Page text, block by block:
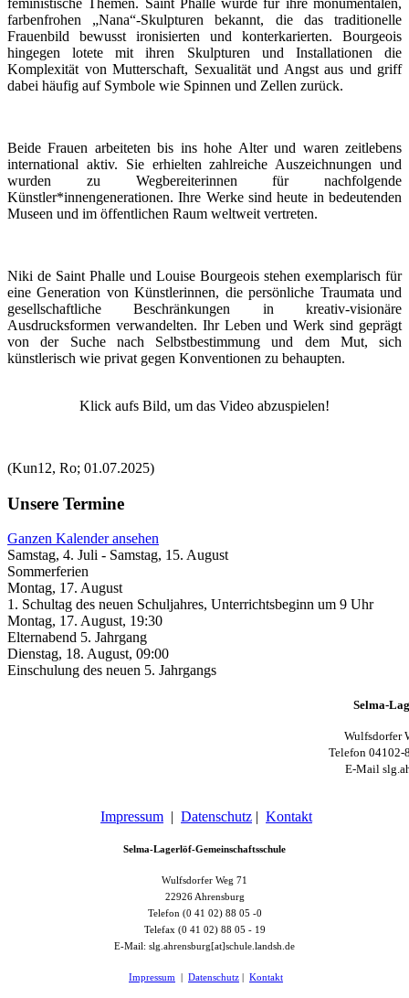
farbenfrohen „Nana“-Skulpturen bekannt, die das traditionelle
Frauenbild bewusst ironisierten und konterkarierten. Bourgeois
hingegen lotete mit ihren Skulpturen und Installationen die
Komplexität von Mutterschaft, Sexualität und Angst aus und griff
dabei häufig auf Symbole wie Spinnen und Zellen zurück.
Beide Frauen arbeiteten bis ins hohe Alter und waren zeitlebens
international aktiv. Sie erhielten zahlreiche Auszeichnungen und
wurden zu Wegbereiterinnen für nachfolgende
Künstler*innengenerationen. Ihre Werke sind heute in bedeutenden
Museen und im öffentlichen Raum weltweit vertreten.
Niki de Saint Phalle und Louise Bourgeois stehen exemplarisch für
eine Generation von Künstlerinnen, die persönliche Traumata und
gesellschaftliche Beschränkungen in kreativ-visionäre
Ausdrucksformen verwandelten. Ihr Leben und Werk sind geprägt
von der Suche nach Selbstbestimmung und dem Mut, sich
künstlerisch wie privat gegen Konventionen zu behaupten.
Klick aufs Bild, um das Video abzuspielen!
(Kun12, Ro; 01.07.2025)
Unsere Termine
Ganzen Kalender ansehen
Samstag, 4. Juli - Samstag, 15. August
Sommerferien
Montag, 17. August
1. Schultag des neuen Schuljahres, Unterrichtsbeginn um 9 Uhr
Montag, 17. August, 19:30
Elternabend 5. Jahrgang
Dienstag, 18. August, 09:00
Einschulung des neuen 5. Jahrgangs
Selma-
Wulfsdorfer
Telefon 04102-
E-Mail
Impressum | Datenschutz | Kontakt
Selma-Lagerlöf-Gemeinschaftsschule
Wulfsdorfer Weg 71
22926 Ahrensburg
Telefon (0 41 02) 88 05 -0
Telefax (0 41 02) 88 05 - 19
E-Mail: slg.ahrensburg[at]schule.landsh.de
Impressum Datenschutz Kontakt